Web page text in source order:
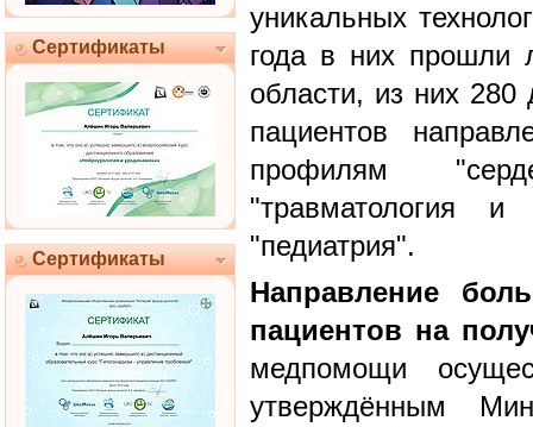
Сертификаты
Сертификаты
уникальных
года в них прошли
области, из них 280
пациентов
профилям
"травматология и
"педиатрия".
Направление
пациентов на
медпомощи
утверждённым